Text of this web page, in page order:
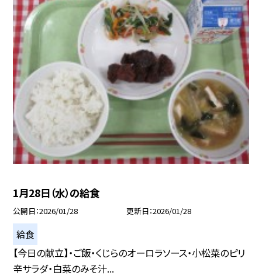
1月28日（水）の給食
公開日 2026/01/28 更新日 2026/01/28
給食
【今日の献立】・ご飯・くじらのオーロラソース・小松菜のピリ
辛サラダ・白菜のみそ汁...